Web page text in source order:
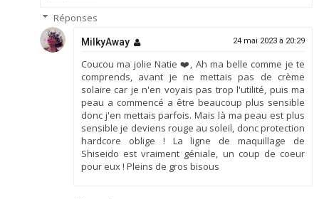
Réponses
MilkyAway 24 mai 2023 à 20:29
Coucou ma jolie Natie ❤️, Ah ma belle comme je te
comprends, avant je ne mettais pas de crème
solaire car je n'en voyais pas trop l'utilité, puis ma
peau a commencé a être beaucoup plus sensible
donc j'en mettais parfois. Mais là ma peau est plus
sensible je deviens rouge au soleil, donc protection
hardcore oblige ! La ligne de maquillage de
Shiseido est vraiment géniale, un coup de coeur
pour eux ! Pleins de gros bisous